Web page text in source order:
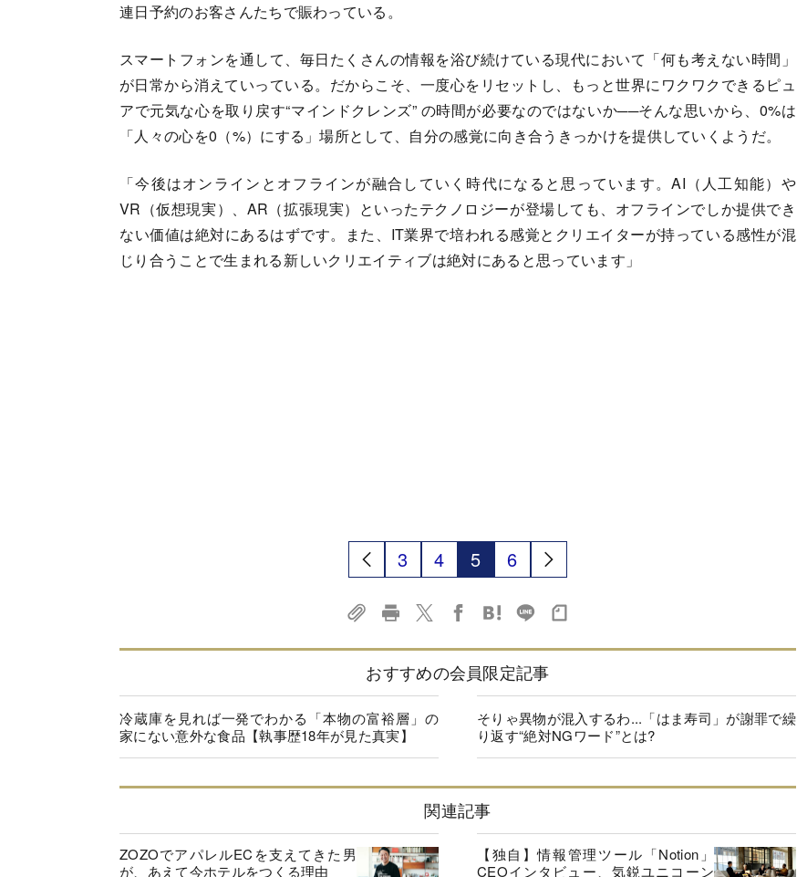
連日予約のお客さんたちで賑わっている。
スマートフォンを通して、毎日たくさんの情報を浴び続けている現代において「何も考えない時間」
が日常から消えていっている。だからこそ、一度心をリセットし、もっと世界にワクワクできるピュ
アで元気な心を取り戻す“マインドクレンズ” の時間が必要なのではないか──そんな思いから、0%は
「人々の心を0（%）にする」場所として、自分の感覚に向き合うきっかけを提供していくようだ。
「今後はオンラインとオフラインが融合していく時代になると思っています。AI（人工知能）や
VR（仮想現実）、AR（拡張現実）といったテクノロジーが登場しても、オフラインでしか提供でき
ない価値は絶対にあるはずです。また、IT業界で培われる感覚とクリエイターが持っている感性が混
じり合うことで生まれる新しいクリエイティブは絶対にあると思っています」
3 4 5 6
おすすめの会員限定記事
冷蔵庫を見れば一発でわかる「本物の富裕層」の
家にない意外な食品【執事歴18年が見た真実】
そりゃ異物が混入するわ...「はま寿司」が謝罪で繰
り返す“絶対NGワード”とは?
関連記事
ZOZOでアパレルECを支えてきた男
が、あえて今ホテルをつくる理由
【独自】情報管理ツール「Notion」
CEOインタビュー、気鋭ユニコーン